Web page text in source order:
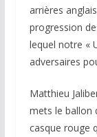
arrières
progression
lequel notre «
adversaires
Matthieu
mets le ballon
casque rouge